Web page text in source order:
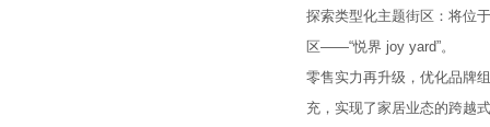
探索类型化主题街区：将位
区——“悦界 joy yard”。
零售实力再升级，优化品牌
充，实现了家居业态的跨越